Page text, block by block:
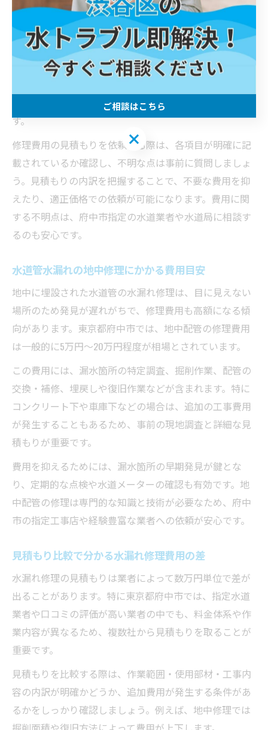
易な修理であれば数千円から、配管の交換や地中工事が
必要な場合は数万円から十数万円が目安です。
費用の内訳としては、出張費・作業費・部品代が主な構
成です。例えば、蛇口のパッキン交換であれば部品代と
になると、掘削や復旧作業が加わるため費用が上がりま
す。
修理費用の見積もりを依頼する際は、各項目が明確に記
載されているか確認し、不明な点は事前に質問しましょ
う。見積もりの内訳を把握することで、不要な費用を抑
えたり、適正価格での依頼が可能になります。費用に関
する不明点は、府中市指定の水道業者や水道局に相談す
るのも安心です。
水道管水漏れの地中修理にかかる費用目安
地中に埋設された水道管の水漏れ修理は、目に見えない
場所のため発見が遅れがちで、修理費用も高額になる傾
向があります。東京都府中市では、地中配管の修理費用
は一般的に5万円～20万円程度が相場とされています。
この費用には、漏水箇所の特定調査、掘削作業、配管の
交換・補修、埋戻しや復旧作業などが含まれます。特に
コンクリート下や車庫下などの場合は、追加の工事費用
が発生することもあるため、事前の現地調査と詳細な見
積もりが重要です。
費用を抑えるためには、漏水箇所の早期発見が鍵とな
り、定期的な点検や水道メーターの確認も有効です。地
中配管の修理は専門的な知識と技術が必要なため、府中
市の指定工事店や経験豊富な業者への依頼が安心です。
見積もり比較で分かる水漏れ修理費用の差
水漏れ修理の見積もりは業者によって数万円単位で差が
出ることがあります。特に東京都府中市では、指定水道
業者や口コミの評価が高い業者の中でも、料金体系や作
業内容が異なるため、複数社から見積もりを取ることが
重要です。
見積もりを比較する際は、作業範囲・使用部材・工事内
容の内訳が明確かどうか、追加費用が発生する条件があ
るかをしっかり確認しましょう。例えば、地中修理では
ご相談はこちら
ご相談はこちら